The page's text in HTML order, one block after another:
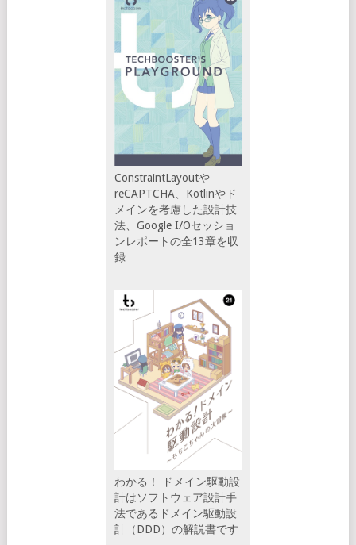
ConstraintLayoutや
reCAPTCHA、Kotlinやド
メインを考慮した設計技
法、Google I/Oセッショ
ンレポートの全13章を収
録
わかる！ ドメイン駆動設
計はソフトウェア設計手
法であるドメイン駆動設
計（DDD）の解説書です